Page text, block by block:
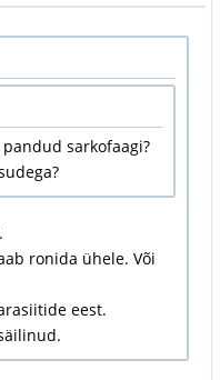
sarkofaagi?
ronida ühele. Või
eest.